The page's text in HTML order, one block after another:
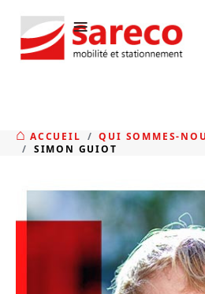
≡
ACCUEIL QUI SOMMES-
SIMON GUIOT